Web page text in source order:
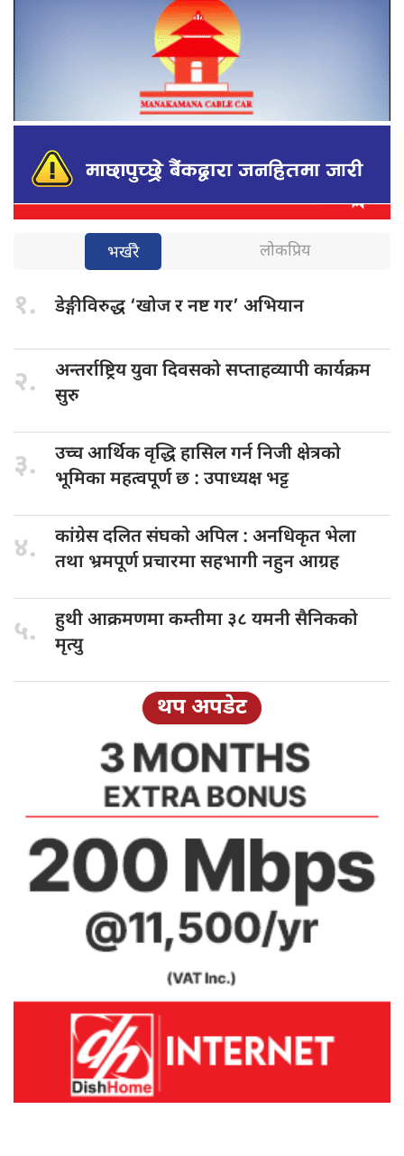
भर्खरै लोकप्रिय
१. डेङ्गीविरुद्ध ‘खोजर नष्ट गर’ अभियान
२. अन्तर्राष्ट्रिय युवादिवसको सप्ताहव्यापी कार्यक्रम
सुरु
३. उच्च आर्थिकवृद्धि हासिल गर्न निजी क्षेत्रको
भूमिका महत्वपूर्ण छ : उपाध्यक्ष भट्ट
४. कांग्रेस दलितसंघको अपिल : अनधिकृत भेला
तथा भ्रमपूर्ण प्रचारमा सहभागी नहुन आग्रह
५. हुथी आक्रमणमाकम्तीमा ३८ यमनी सैनिकको
मृत्यु
थप अपडेट